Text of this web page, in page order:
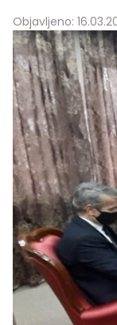
Objavljeno: